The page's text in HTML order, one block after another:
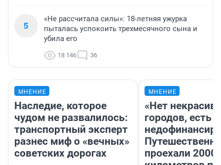
5
«Не рассчитала силы»: 18-летняя ужурка
пыталась успокоить трехмесячного сына и
убила его
18 146 36
МНЕНИЕ
Наследие, которое
чудом не развалилось:
транспортный эксперт
разнес миф о «вечных»
советских дорогах
МНЕНИЕ
«Нет
городов, есть
проехали 2000